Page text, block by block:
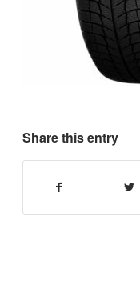
Share this entry